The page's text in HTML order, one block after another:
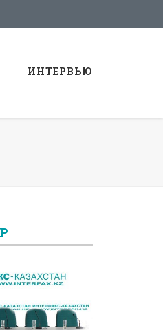
ИНТЕРВЬЮ